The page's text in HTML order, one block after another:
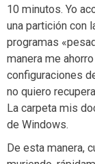
10 minutos. Yo
una partición con
programas
manera me
configuraciones
no quiero
La carpeta mis
de Windows.
De esta manera,